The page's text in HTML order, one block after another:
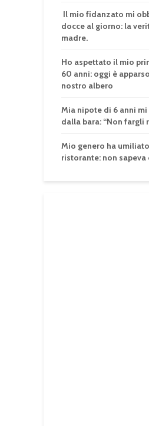
Il mio fidanzato mi
docce al giorno: la
madre.
Ho aspettato il mio
60 anni: oggi è
nostro albero
Mia nipote di 6 anni
dalla bara: “Non fargli
Mio genero ha
ristorante: non sapeva